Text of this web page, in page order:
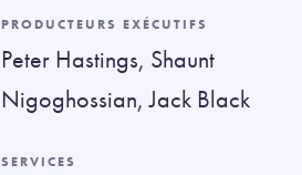
PRODUCTEURS EXÉCUTIFS
Peter Hastings, Shaunt
Nigoghossian, Jack Black
SERVICES